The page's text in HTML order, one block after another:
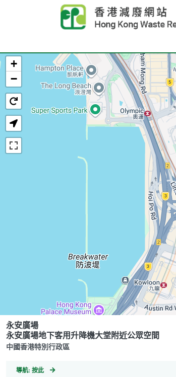
Skip to main content
首頁
+
−
中國香港特別行政區
永安廣場
永安廣場地下客用升降機大堂附近公眾空間
導航: GeoCoordinates
按此